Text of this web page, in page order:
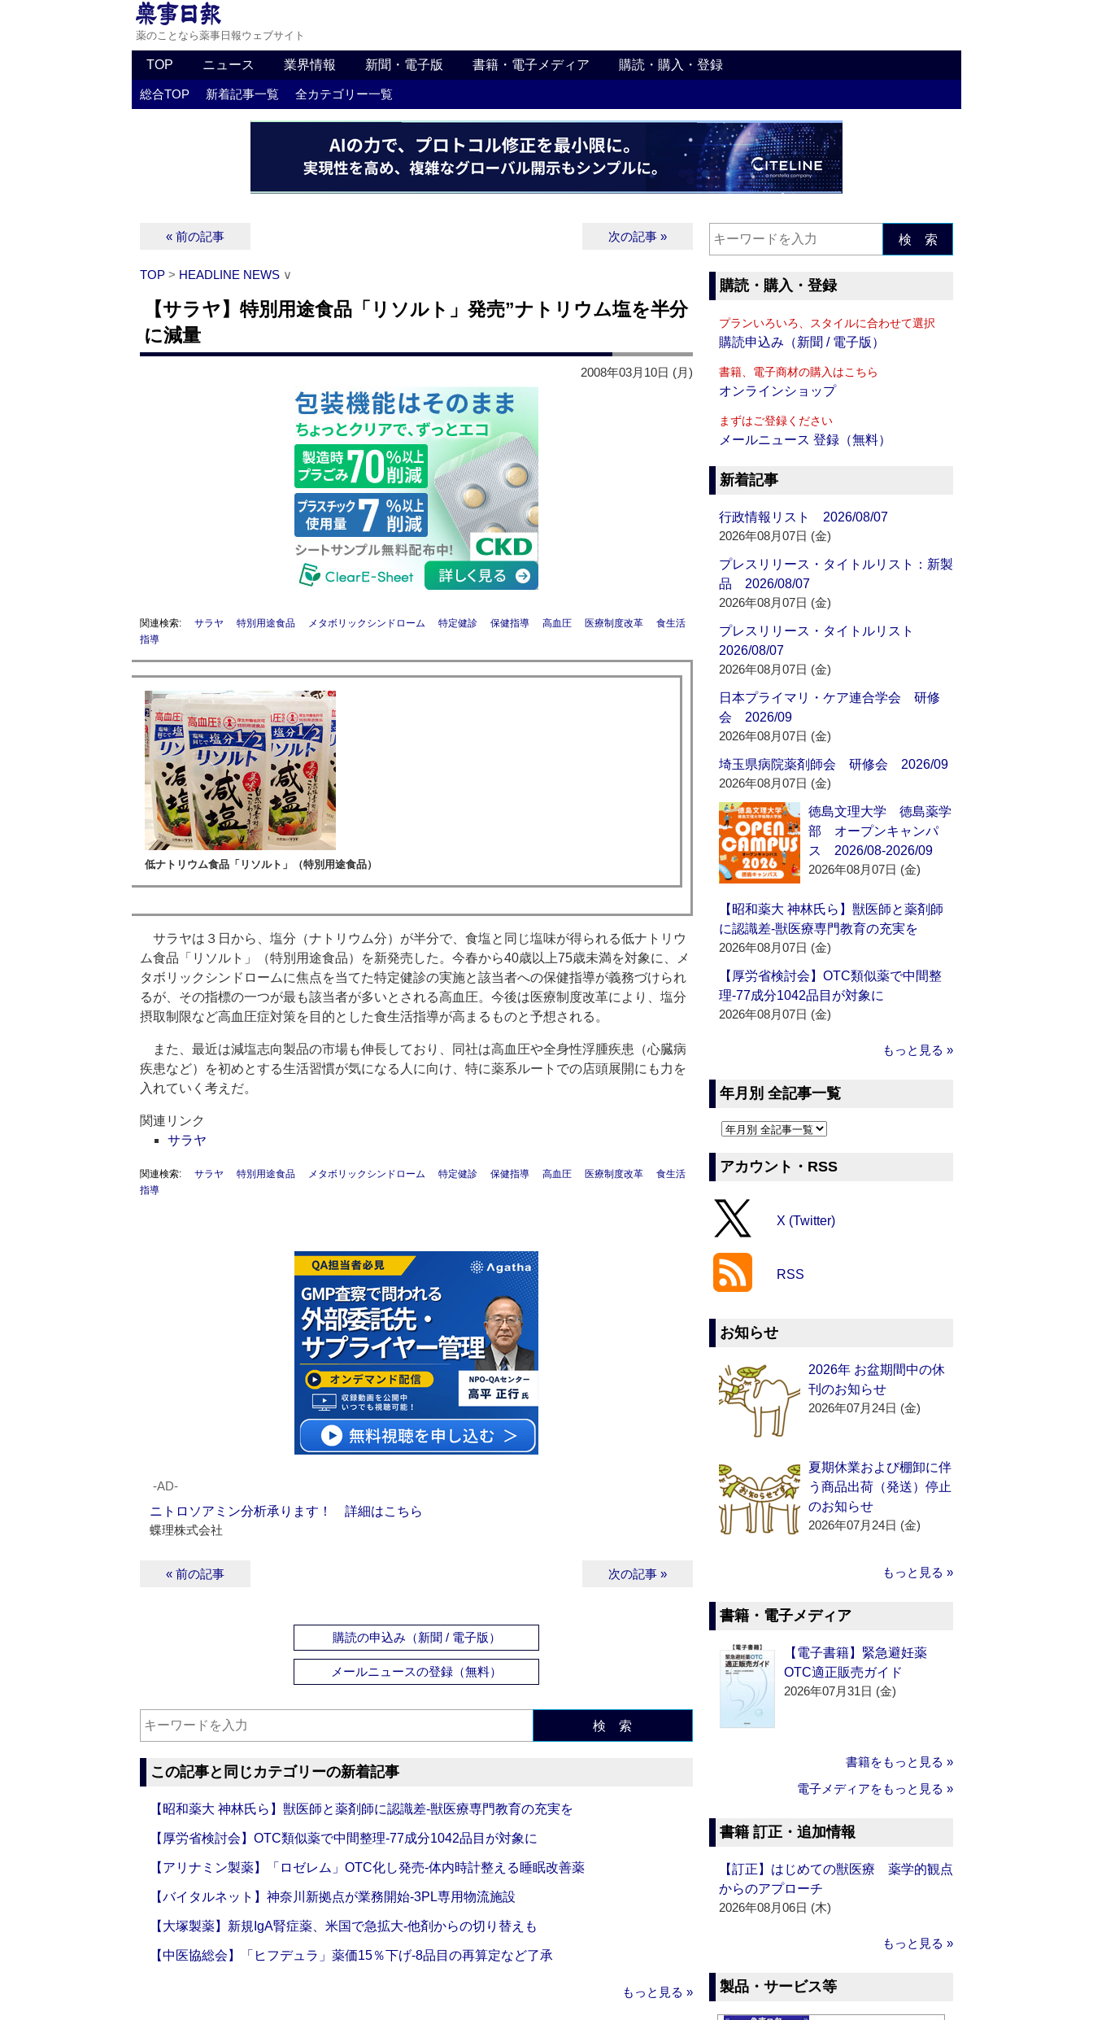
薬のことなら薬事日報ウェブサイト
TOP ニュース 業界情報 新聞・電子版 書籍・電子メディア 購読・購入・登録
総合TOP 新着記事一覧 全カテゴリー一覧
« 前の記事 次の記事 »
TOP > HEADLINE NEWS ∨
【サラヤ】特別用途食品「リソルト」発売”ナトリウム塩を半分
に減量
2008年03月10日 (月)
関連検索: サラヤ 特別用途食品 メタボリックシンドローム 特定健診 保健指導 高血圧 医療制度改革
食生活
指導
低ナトリウム食品「リソルト」（特別用途食品）
サラヤは３日から、塩分（ナトリウム分）が半分で、食塩と同じ塩味が得られる低ナトリウ
ム食品「リソルト」（特別用途食品）を新発売した。今春から40歳以上75歳未満を対象に、メ
タボリックシンドロームに焦点を当てた特定健診の実施と該当者への保健指導が義務づけられ
るが、その指標の一つが最も該当者が多いとされる高血圧。今後は医療制度改革により、塩分
摂取制限など高血圧症対策を目的とした食生活指導が高まるものと予想される。
また、最近は減塩志向製品の市場も伸長しており、同社は高血圧や全身性浮腫疾患（心臓病
疾患など）を初めとする生活習慣が気になる人に向け、特に薬系ルートでの店頭展開にも力を
入れていく考えだ。
関連リンク
サラヤ
関連検索: サラヤ 特別用途食品 メタボリックシンドローム 特定健診 保健指導 高血圧 医療制度改革
食生活
指導
‐AD‐
ニトロソアミン分析承ります！ 詳細はこちら
蝶理株式会社
« 前の記事 次の記事 »
購読の申込み（新聞 / 電子版）
メールニュースの登録（無料）
検 索
この記事と同じカテゴリーの新着記事
【昭和薬大 神林氏ら】獣医師と薬剤師に認識差‐獣医療専門教育の充実を
【厚労省検討会】OTC類似薬で中間整理‐77成分1042品目が対象に
【アリナミン製薬】「ロゼレム」OTC化し発売‐体内時計整える睡眠改善薬
【バイタルネット】神奈川新拠点が業務開始‐3PL専用物流施設
【大塚製薬】新規IgA腎症薬、米国で急拡大‐他剤からの切り替えも
【中医協総会】「ヒフデュラ」薬価15％下げ‐8品目の再算定など了承
もっと見る »
検 索
購読・購入・登録
プランいろいろ、スタイルに合わせて選択
購読申込み（新聞 / 電子版）
書籍、電子商材の購入はこちら
オンラインショップ
まずはご登録ください
メールニュース 登録（無料）
新着記事
行政情報リスト 2026/08/07
2026年08月07日 (金)
プレスリリース・タイトルリスト：新製
品 2026/08/07
2026年08月07日 (金)
プレスリリース・タイトルリスト
2026/08/07
2026年08月07日 (金)
日本プライマリ・ケア連合学会 研修
会 2026/09
2026年08月07日 (金)
埼玉県病院薬剤師会 研修会 2026/09
2026年08月07日 (金)
徳島文理大学 徳島薬学
部 オープンキャンパ
ス 2026/08-2026/09
2026年08月07日 (金)
【昭和薬大 神林氏ら】獣医師と薬剤師
に認識差‐獣医療専門教育の充実を
2026年08月07日 (金)
【厚労省検討会】OTC類似薬で中間整
理‐77成分1042品目が対象に
2026年08月07日 (金)
もっと見る »
年月別 全記事一覧
アカウント・RSS
X (Twitter)
RSS
お知らせ
2026年 お盆期間中の休
刊のお知らせ
2026年07月24日 (金)
夏期休業および棚卸に伴
う商品出荷（発送）停止
のお知らせ
2026年07月24日 (金)
もっと見る »
書籍・電子メディア
【電子書籍】緊急避妊薬
OTC適正販売ガイド
2026年07月31日 (金)
書籍をもっと見る »
電子メディアをもっと見る »
書籍 訂正・追加情報
【訂正】はじめての獣医療 薬学的観点
からのアプローチ
2026年08月06日 (木)
もっと見る »
製品・サービス等